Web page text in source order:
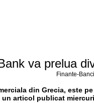
va prelua
Finante-
din Grecia, este
un articol publicat